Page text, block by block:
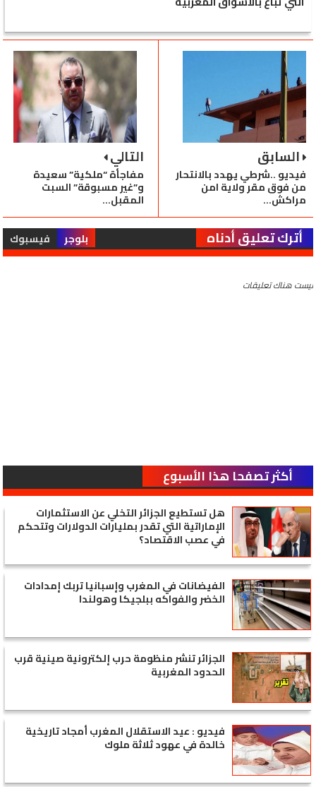
التالي
مفاجأة “ملكية” سعيدة
و”غير مسبوقة” السبت
المقبل...
السابق
فيديو ..شرطي يهدد بالانتحار
من فوق مقر ولاية امن
مراكش‎...
أترك تعليق أدناه بلوجر فيسبوك
ليست هناك تعليقات
أكثر تصفحا هذا الأسبوع
هل تستطيع الجزائر التخلي عن الاستثمارات
الإماراتية التي تقدر بمليارات الدولارات وتتحكم
في عصب الاقتصاد؟
الفيضانات في المغرب وإسبانيا تربك إمدادات
الخضر والفواكه ببلجيكا وهولندا
الجزائر تنشر منظومة حرب إلكترونية صينية قرب
الحدود المغربية
فيديو : عيد الاستقلال المغرب أمجاد تاريخية
خالدة في عهود ثلاثة ملوك